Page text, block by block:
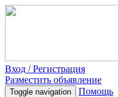
Вход / Регистрация
Разместить объявление
Toggle navigation Помощь